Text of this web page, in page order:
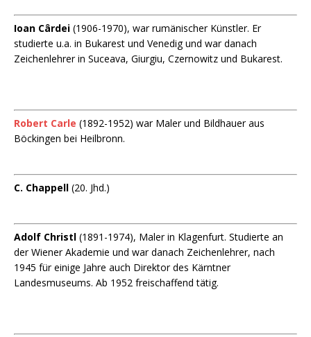
Ioan Cârdei (1906-1970), war rumänischer Künstler. Er
studierte u.a. in Bukarest und Venedig und war danach
Zeichenlehrer in Suceava, Giurgiu, Czernowitz und Bukarest.
Robert Carle (1892-1952) war Maler und Bildhauer aus
Böckingen bei Heilbronn.
C. Chappell (20. Jhd.)
Adolf Christl (1891-1974), Maler in Klagenfurt. Studierte an
der Wiener Akademie und war danach Zeichenlehrer, nach
1945 für einige Jahre auch Direktor des Kärntner
Landesmuseums. Ab 1952 freischaffend tätig.